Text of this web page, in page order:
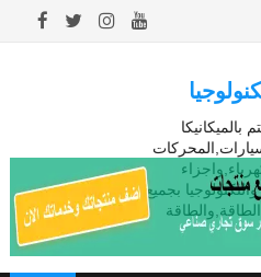
بجميع
الطاقة,والطاقة